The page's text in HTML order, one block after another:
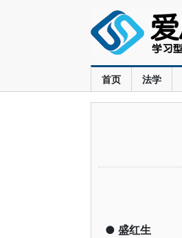
首页 法学
● 盛红生